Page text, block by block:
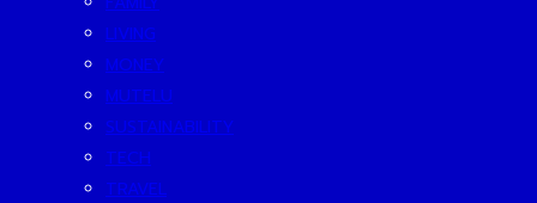
LIVING
MONEY
MUTELU
SUSTAINABILITY
TECH
TRAVEL